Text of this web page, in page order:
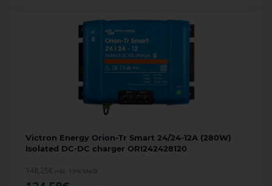
Victron Energy Orion-Tr Smart 24/24-12A (280W)
Isolated DC-DC charger ORI242428120
148,25€ inkl. 19% MwSt.